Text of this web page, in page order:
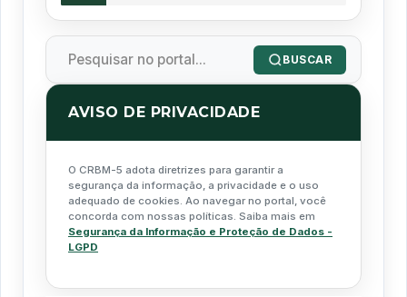
BUSCAR
AVISO DE PRIVACIDADE
O CRBM-5 adota diretrizes para garantir a
segurança da informação, a privacidade e o uso
adequado de cookies. Ao navegar no portal, você
concorda com nossas políticas. Saiba mais em
Segurança da Informação e Proteção de Dados -
LGPD